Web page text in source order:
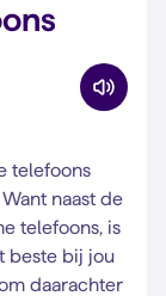
telefoons
naast de
telefoons, is
beste bij jou
daarachter